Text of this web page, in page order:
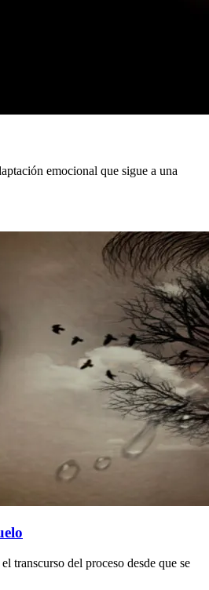
emocional que sigue a una
transcurso del proceso desde que se